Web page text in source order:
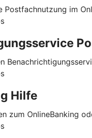
Postfachnutzung im
Hilfe
zum OnlineBanking